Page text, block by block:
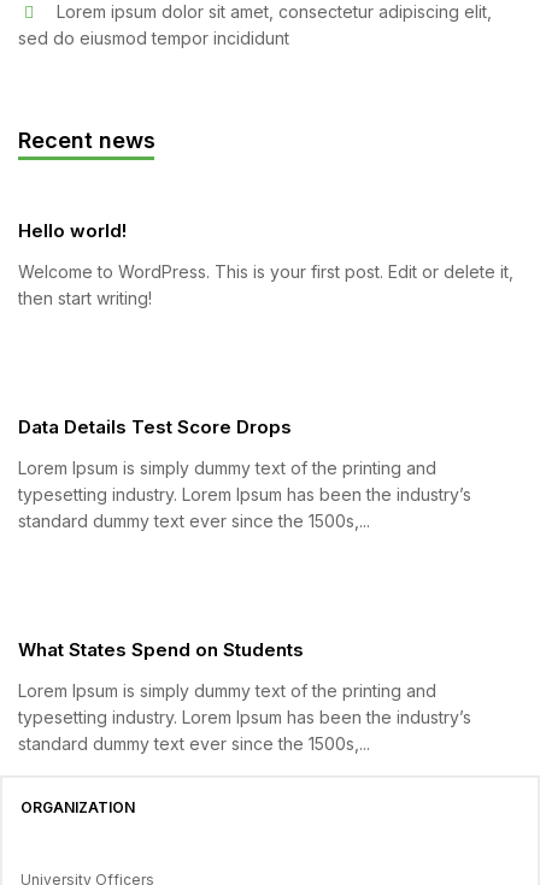
Lorem ipsum dolor sit amet, consectetur adipiscing elit,
sed do eiusmod tempor incididunt
Recent news
Hello world!
Welcome to WordPress. This is your first post. Edit or delete it,
then start writing!
Data Details Test Score Drops
Lorem Ipsum is simply dummy text of the printing and
typesetting industry. Lorem Ipsum has been the industry’s
standard dummy text ever since the 1500s,...
What States Spend on Students
Lorem Ipsum is simply dummy text of the printing and
typesetting industry. Lorem Ipsum has been the industry’s
standard dummy text ever since the 1500s,...
ORGANIZATION
University Officers